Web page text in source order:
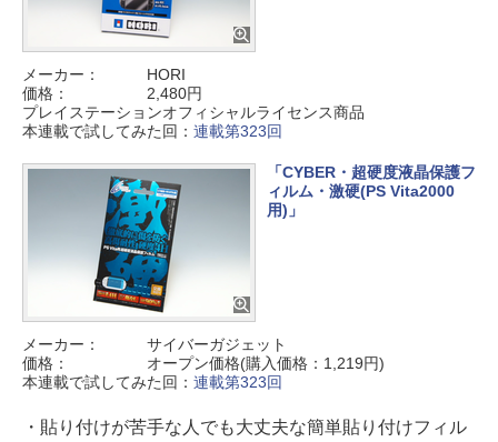
メーカー：
HORI
価格：
2,480円
プレイステーションオフィシャルライセンス商品
本連載で試してみた回： 連載第323回
「CYBER・超硬度液晶保護フ
ィルム・激硬(PS Vita2000
用)」
メーカー：
サイバーガジェット
価格：
オープン価格(購入価格：1,219円)
本連載で試してみた回： 連載第323回
・貼り付けが苦手な人でも大丈夫な簡単貼り付けフィル